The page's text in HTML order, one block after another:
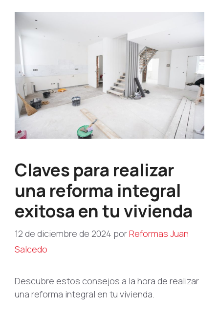
Claves para realizar
una reforma integral
exitosa en tu vivienda
12 de diciembre de 2024 porReformas Juan
Salcedo
Descubre estos consejos a la hora de realizar
una reforma integral en tu vivienda.